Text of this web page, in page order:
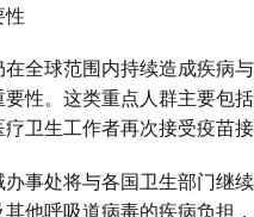
性
全球范围内持续造成疾病
性。这类重点人群主要包
卫生工作者再次接受疫苗
事处将与各国卫生部门继
他呼吸道病毒的疾病负担